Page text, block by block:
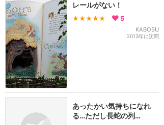
レールがない！
★★★★★ 5
KABOSU
2013年に訪問
あったかい気持ちになれ
る…ただし長蛇の列…